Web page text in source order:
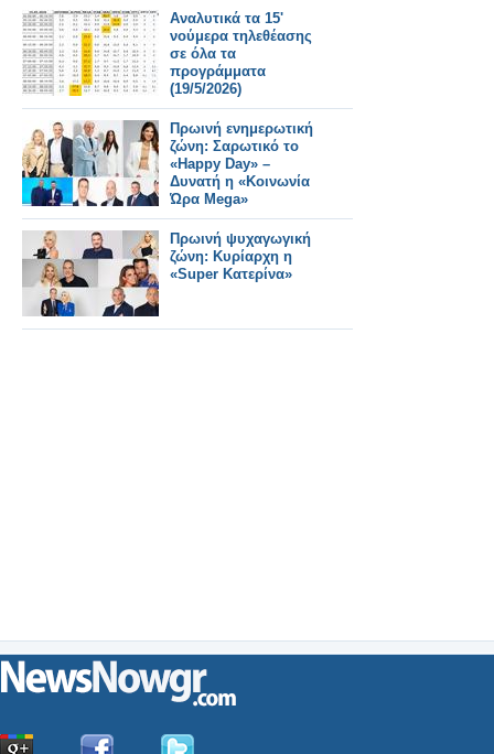
Αναλυτικά τα 15'
νούμερα τηλεθέασης
σε όλα τα
προγράμματα
(19/5/2026)
Πρωινή ενημερωτική
ζώνη: Σαρωτικό το
«Happy Day» –
Δυνατή η «Κοινωνία
Ώρα Mega»
Πρωινή ψυχαγωγική
ζώνη: Κυρίαρχη η
«Super Κατερίνα»